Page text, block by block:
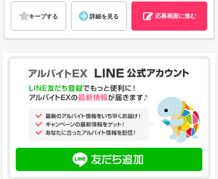
キープする 詳細を見る 応募画面に進む